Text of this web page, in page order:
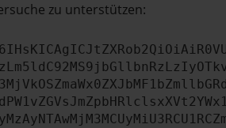
zu unterstützen: